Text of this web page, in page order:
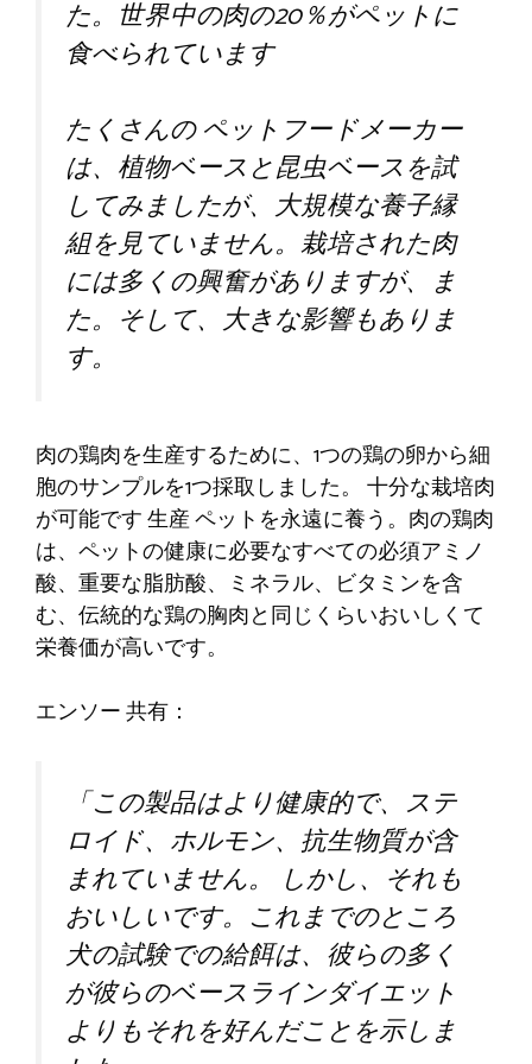
た。世界中の肉の20％がペットに
食べられています
たくさんのペットフードメーカー
は、植物ベースと昆虫ベースを試
してみましたが、大規模な養子縁
組を見ていません。栽培された肉
には多くの興奮がありますが、ま
た。そして、大きな影響もありま
す。
肉の鶏肉を生産するために、1つの鶏の卵から細
胞のサンプルを1つ採取しました。 十分な栽培肉
が可能です生産ペットを永遠に養う。肉の鶏肉
は、ペットの健康に必要なすべての必須アミノ
酸、重要な脂肪酸、ミネラル、ビタミンを含
む、伝統的な鶏の胸肉と同じくらいおいしくて
栄養価が高いです。
エンソー共有：
「この製品はより健康的で、ステ
ロイド、ホルモン、抗生物質が含
まれていません。
しかし、それも
おいしいです。これまでのところ
犬の試験での給餌は、彼らの多く
が彼らのベースラインダイエット
よりもそれを好んだことを示しま